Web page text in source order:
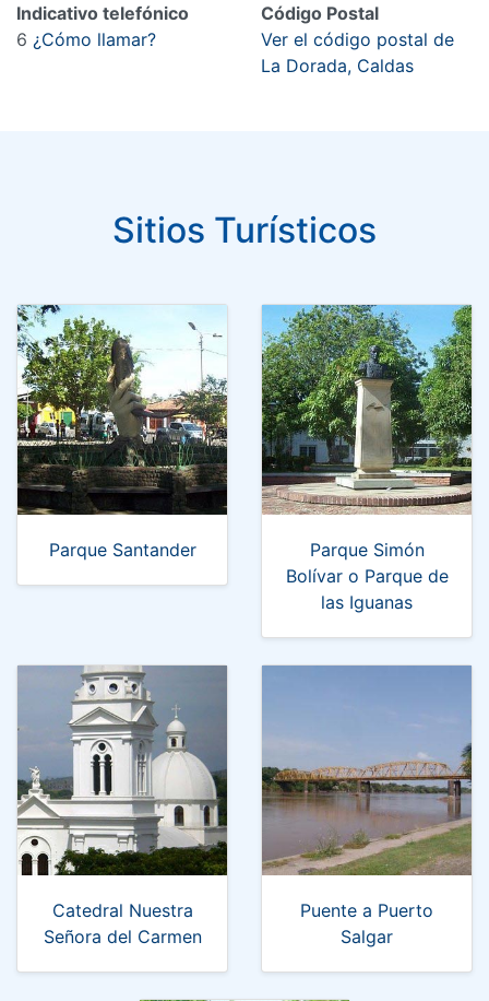
Indicativo telefónico
6 ¿Cómo llamar?
Código Postal
Ver el código postal de
La Dorada, Caldas
Sitios Turísticos
Parque Santander
Parque Simón
Bolívar o Parque de
las Iguanas
Catedral Nuestra
Señora del Carmen
Puente a Puerto
Salgar